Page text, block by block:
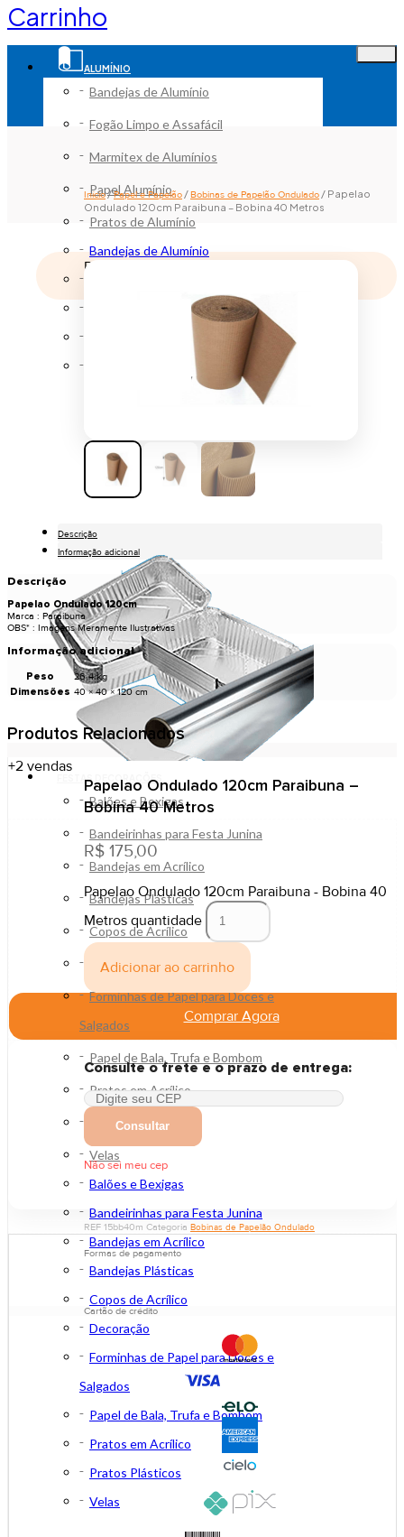
Carrinho
ALUMÍNIO
Bandejas de Alumínio
Fogão Limpo e Assafácil
Marmitex de Alumínios
Papel Alumínio
Pratos de Alumínio
Bandejas de Alumínio
Marmitex de Alumínios
Pratos de Alumínio
FESTAS DECORAÇÕES
Balões e Bexigas
Bandeirinhas para Festa Junina
Bandejas em Acrílico
Bandejas Plásticas
Copos de Acrílico
Decoração
Forminhas de Papel para Doces e
Salgados
Papel de Bala, Trufa e Bombom
Pratos em Acrílico
Pratos Plásticos
Velas
Balões e Bexigas
Bandeirinhas para Festa Junina
Bandejas em Acrílico
Bandejas Plásticas
Copos de Acrílico
Decoração
Forminhas de Papel para Doces e
Salgados
Papel de Bala, Trufa e Bombom
Pratos em Acrílico
Pratos Plásticos
Velas
Início/Papel e Papelão /Bobinas de Papelão Ondulado / Papelao
Ondulado 120cm Paraibuna – Bobina 40 Metros
Remove from Wishlist
Descrição
Informação adicional
Descrição
Papelao Ondulado 120cm
Marca : Paraibuna
OBS* : Imagens Meramente Ilustrativas
Informação adicional
Peso
26,4 kg
Dimensões 40 × 40 × 120 cm
Produtos Relacionados
+2 vendas
Papelao Ondulado 120cm Paraibuna –
Bobina 40 Metros
R$ 175,00
Papelao Ondulado 120cm Paraibuna - Bobina 40
Metros quantidade
Adicionar ao carrinho
Comprar Agora
Consulte o frete e o prazo de entrega:
Consultar
Não sei meu cep
REF 15bb40m Categoria Bobinas de Papelão Ondulado
Formas de pagamento
Cartão de crédito